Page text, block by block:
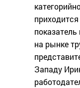
на рынке
Западу